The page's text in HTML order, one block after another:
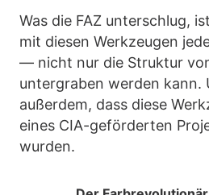
Was die FAZ unterschlug,
mit diesen Werkzeugen
— nicht nur die Struktur
untergraben werden kann.
außerdem, dass diese
eines CIA-geförderten
wurden.